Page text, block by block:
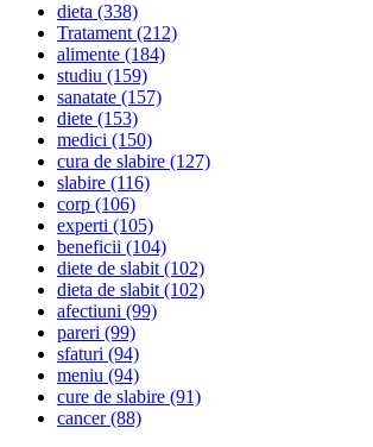
dieta (338)
Tratament(212)
alimente (184)
studiu (159)
sanatate (157)
diete (153)
medici (150)
cura de slabire (127)
slabire (116)
corp (106)
experti (105)
beneficii (104)
diete de slabit(102)
dieta de slabit(102)
afectiuni (99)
pareri (99)
sfaturi (94)
meniu (94)
cure de slabire (91)
cancer(88)